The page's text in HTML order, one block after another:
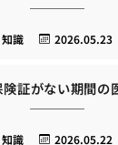
2026.05.23
知識
証がない期間の
2026.05.22
知識